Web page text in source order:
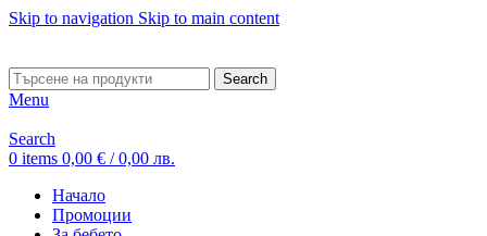
Skip to navigation Skip to main content
Search
Menu
Search
0 items 0,00 € / 0,00 лв.
Начало
Промоции